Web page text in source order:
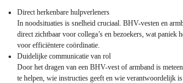
Direct herkenbare hulpverleners
In noodsituaties is snelheid cruciaal. BHV-vesten en
direct zichtbaar voor collega’s en bezoekers, wat paniek
voor efficiëntere coördinatie.
Duidelijke communicatie van rol
Door het dragen van een BHV-vest of armband is
te helpen, wie instructies geeft en wie verantwoordelijk is